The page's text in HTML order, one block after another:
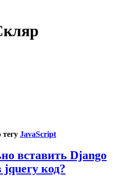
JavaScript
вставить Django
jquery код?